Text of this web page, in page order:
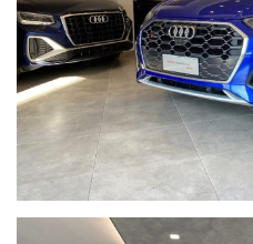
- Retrocamera posteriore
- Park assistance Plus
- Tetto Panoramico apribile
- Calotte degli specchietti
satinato
- Vetri oscurati per lunotto,
- Pinze freno con logo "S"
- Sedili riscaldabili
- Chiave comfort con
- Proiettori Matrix LED, Luci